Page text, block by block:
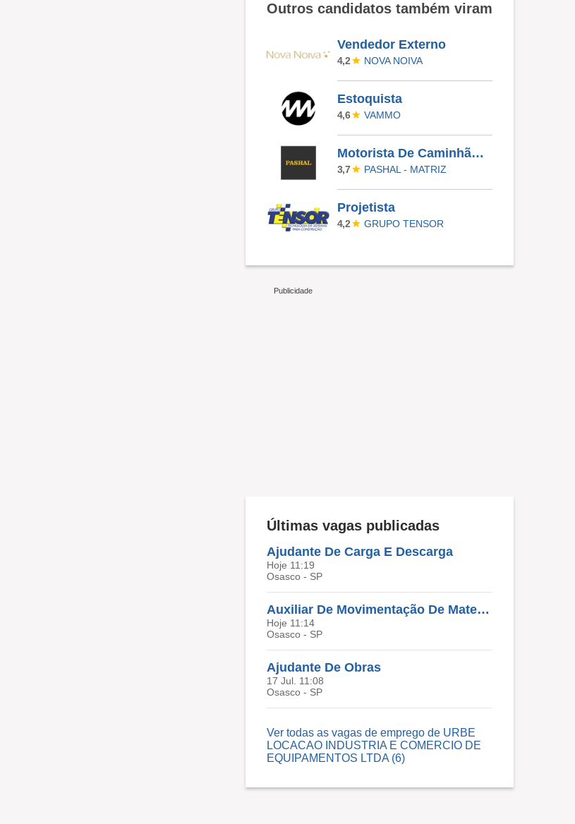
Outros candidatos também viram
Vendedor Externo
4,2 NOVA NOIVA
Estoquista
4,6 VAMMO
Motorista De Caminhão Truck
3,7 PASHAL - MATRIZ
Projetista
4,2 GRUPO TENSOR
Últimas vagas publicadas
Ajudante De Carga E Descarga
Hoje 11:19
Osasco - SP
Auxiliar De Movimentação De Materiais
Hoje 11:14
Osasco - SP
Ajudante De Obras
17 Jul. 11:08
Osasco - SP
Ver todas as vagas de emprego de URBE
LOCACAO INDUSTRIA E COMERCIO DE
EQUIPAMENTOS LTDA (6)